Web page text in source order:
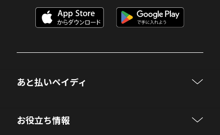
あと払いペイディ
お役立ち情報